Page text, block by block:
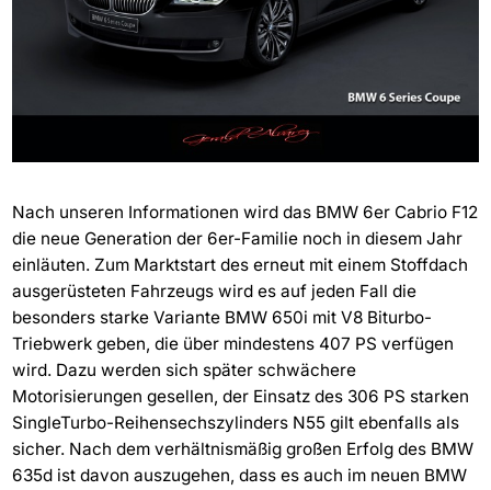
Nach unseren Informationen wird das BMW 6er Cabrio F12
die neue Generation der 6er-Familie noch in diesem Jahr
einläuten. Zum Marktstart des erneut mit einem Stoffdach
ausgerüsteten Fahrzeugs wird es auf jeden Fall die
besonders starke Variante BMW 650i mit V8 Biturbo-
Triebwerk geben, die über mindestens 407 PS verfügen
wird. Dazu werden sich später schwächere
Motorisierungen gesellen, der Einsatz des 306 PS starken
SingleTurbo-Reihensechszylinders N55 gilt ebenfalls als
sicher. Nach dem verhältnismäßig großen Erfolg des BMW
635d ist davon auszugehen, dass es auch im neuen BMW